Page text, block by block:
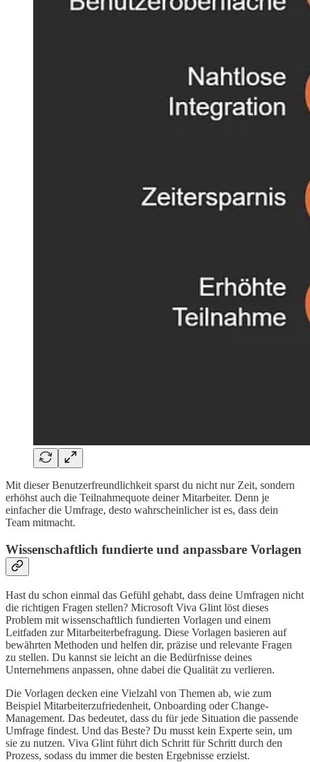
Mit dieser Benutzerfreundlichkeit sparst du nicht nur Zeit, sondern
erhöhst auch die Teilnahmequote deiner Mitarbeiter. Denn je
einfacher die Umfrage, desto wahrscheinlicher ist es, dass dein
Team mitmacht.
Wissenschaftlich fundierte und anpassbare Vorlagen
Hast du schon einmal das Gefühl gehabt, dass deine Umfragen nicht
die richtigen Fragen stellen? Microsoft Viva Glint löst dieses
Problem mit wissenschaftlich fundierten Vorlagen und einem
Leitfaden zur Mitarbeiterbefragung. Diese Vorlagen basieren auf
bewährten Methoden und helfen dir, präzise und relevante Fragen
zu stellen. Du kannst sie leicht an die Bedürfnisse deines
Unternehmens anpassen, ohne dabei die Qualität zu verlieren.
Die Vorlagen decken eine Vielzahl von Themen ab, wie zum
Beispiel Mitarbeiterzufriedenheit, Onboarding oder Change-
Management. Das bedeutet, dass du für jede Situation die passende
Umfrage findest. Und das Beste? Du musst kein Experte sein, um
sie zu nutzen. Viva Glint führt dich Schritt für Schritt durch den
Prozess, sodass du immer die besten Ergebnisse erzielst.